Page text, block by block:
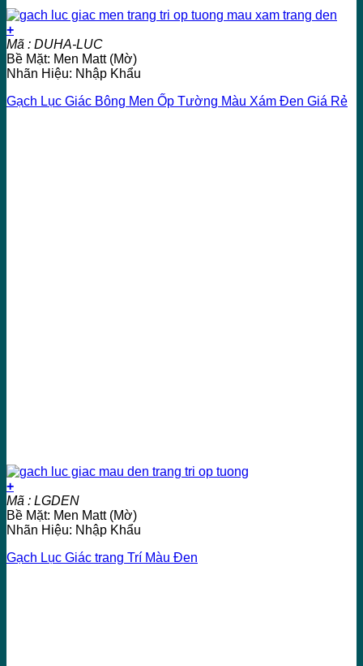
+
Mã : DUHA-LUC
Bề Mặt: Men Matt (Mờ)
Nhãn Hiệu: Nhập Khẩu
Gạch Lục Giác Bông Men Ốp Tường Màu Xám Đen Giá Rẻ
+
Mã : LGDEN
Bề Mặt: Men Matt (Mờ)
Nhãn Hiệu: Nhập Khẩu
Gạch Lục Giác trang Trí Màu Đen